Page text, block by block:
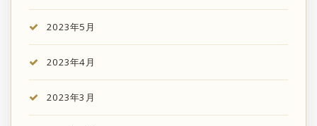
2023年5月
2023年4月
2023年3月